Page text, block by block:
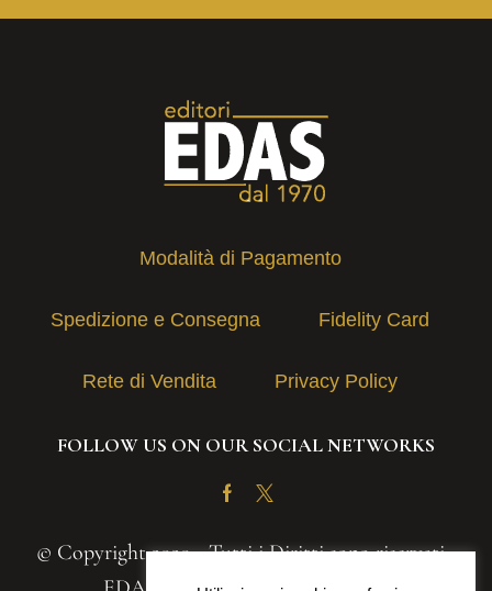
Modalità di Pagamento
Spedizione e Consegna Fidelity Card
Rete di Vendita Privacy Policy
FOLLOW US ON OUR SOCIAL NETWORKS
Facebook
Twitter
© Copyright 2020 - Tutti i Diritti sono riservati -